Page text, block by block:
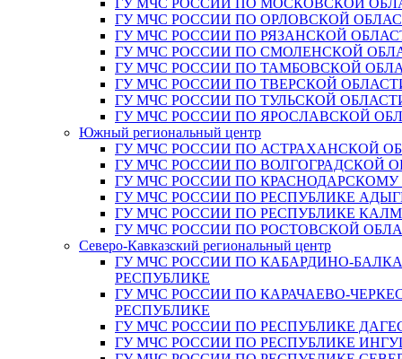
ГУ МЧС РОССИИ ПО МОСКОВСКОЙ
ГУ МЧС РОССИИ ПО ОРЛОВСКОЙ
ГУ МЧС РОССИИ ПО РЯЗАНСКОЙ
ГУ МЧС РОССИИ ПО СМОЛЕНСКОЙ
ГУ МЧС РОССИИ ПО ТАМБОВСКОЙ
ГУ МЧС РОССИИ ПО ТВЕРСКОЙ
ГУ МЧС РОССИИ ПО ТУЛЬСКОЙ
ГУ МЧС РОССИИ ПО ЯРОСЛАВСКОЙ
Южный региональный центр
ГУ МЧС РОССИИ ПО АСТРАХАНСКОЙ
ГУ МЧС РОССИИ ПО ВОЛГОГРАДСКОЙ
ГУ МЧС РОССИИ ПО
ГУ МЧС РОССИИ ПО РЕСПУБЛИКЕ
ГУ МЧС РОССИИ ПО РЕСПУБЛИКЕ
ГУ МЧС РОССИИ ПО РОСТОВСКОЙ
Северо-Кавказский региональный центр
ГУ МЧС РОССИИ ПО КАБАРДИНО-
РЕСПУБЛИКЕ
ГУ МЧС РОССИИ ПО КАРАЧАЕВО-
РЕСПУБЛИКЕ
ГУ МЧС РОССИИ ПО РЕСПУБЛИКЕ
ГУ МЧС РОССИИ ПО РЕСПУБЛИКЕ